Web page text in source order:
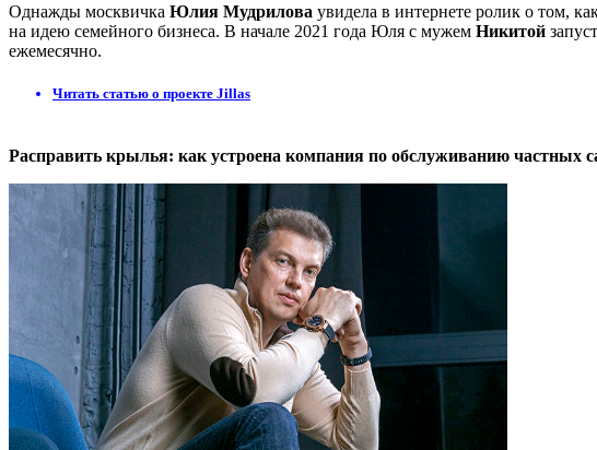
Однажды москвичка Юлия Мудрилова увидела в интернете ролик о том,
на идею семейного бизнеса. В начале 2021 года Юля с мужем Никитой
ежемесячно.
Читать статью о проекте Jillas
Расправить крылья: как устроена компания по обслуживанию частных